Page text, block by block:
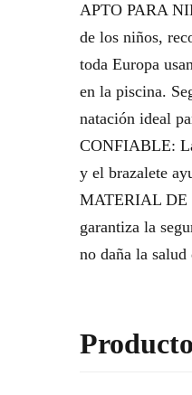
APTO PARA
de los niños,
toda Europa
en la piscina.
natación ideal
CONFIABLE:
y el brazalete
MATERIAL DE
garantiza la
no daña la